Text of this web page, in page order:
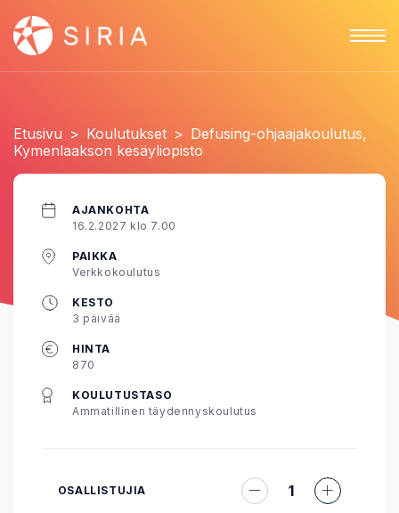
Etusivu > Koulutukset > Defusing-ohjaajakoulutus,
Kymenlaakson kesäyliopisto
AJANKOHTA
16.2.2027 klo 7.00
PAIKKA
Verkkokoulutus
KESTO
3 päivää
HINTA
870
KOULUTUSTASO
Ammatillinen täydennyskoulutus
OSALLISTUJIA 1